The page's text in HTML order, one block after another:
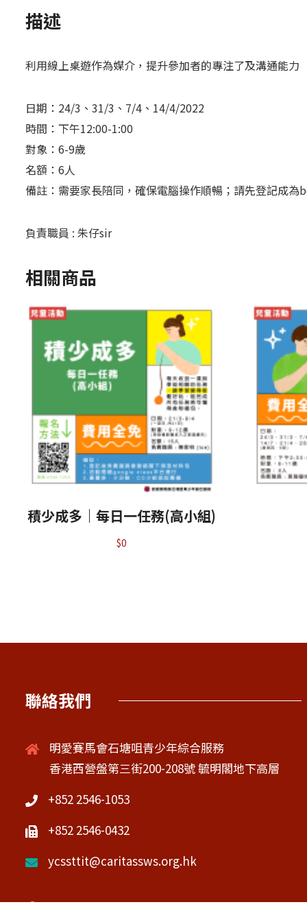
描述
利用線上桌遊作為媒介，提升參加者的專注了及溝通能力
日期： 24/3 、 31/3 、 7/4 、 14/4/2022
時間：下午12:00-1:00
對象： 6-9歲
名額： 6人
備註：需要家長陪同，確保電腦操作順暢；請先登記成為
負責職員 : 朱仔sir
相關商品
積少成多｜每日一任務(高小組)
$0
聯絡我們
明愛賽馬會石塘咀青少年綜合服務
香港西營盤第三街200-208號 毓明閣地下高層
+852 2546-1053
+852 2546-0432
ycssttit@caritassws.org.hk